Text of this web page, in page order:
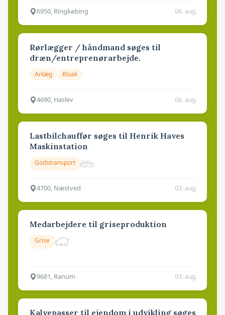
6950, Ringkøbing 06. aug.
Rørlægger / håndmand søges til
dræn/entreprenørarbejde.
Anlæg Kloak
4690, Haslev 06. aug.
Lastbilchauffør søges til Henrik Haves
Maskinstation
Godstransport
4700, Næstved 03. aug.
Medarbejdere til griseproduktion
Grise
9681, Ranum 03. aug.
Kalvepasser til ejendom i udvikling søges